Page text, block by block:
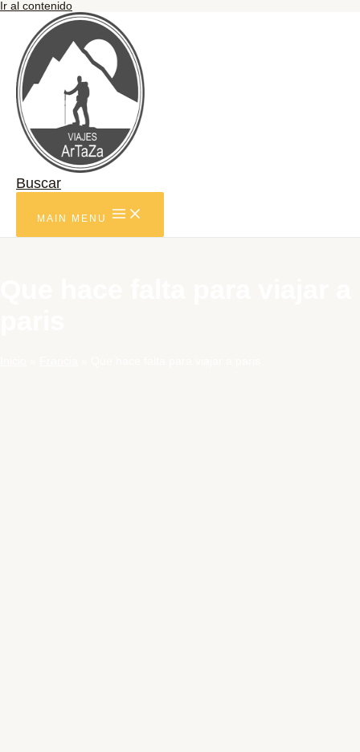
Ir al contenido
Buscar
MAIN MENU